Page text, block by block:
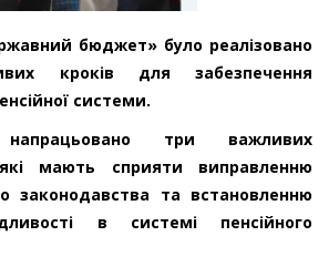
бюджет» було реалізовано
кроків для забезпечення
системи.
три важливих
мають сприяти виправленню
законодавства та встановленню
в системі пенсійного